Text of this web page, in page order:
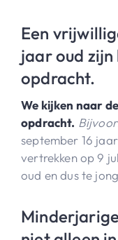
Een
jaar oud
opdracht.
We kijken naar
opdracht.
september 16
vertrekken op 9
oud en dus te